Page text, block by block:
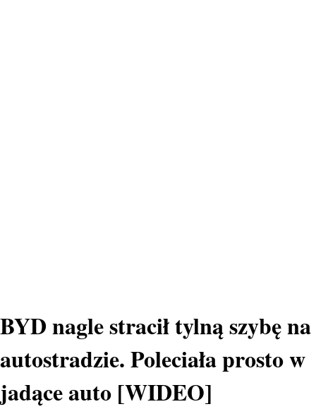
BYD nagle stracił tylną szybę na
autostradzie. Poleciała prosto w
jadące auto [WIDEO]